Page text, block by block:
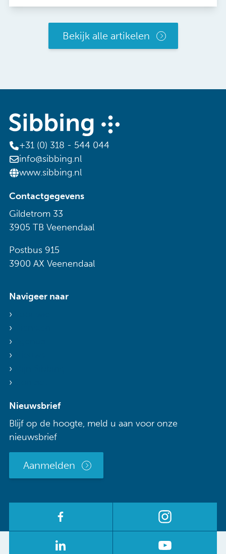
Bekijk alle artikelen
+31 (0) 318 - 544 044
info@sibbing.nl
www.sibbing.nl
Contactgegevens
Gildetrom 33
3905 TB Veenendaal
Postbus 915
3900 AX Veenendaal
Navigeer naar
Nieuwsbrief
Blijf op de hoogte, meld u aan voor onze
nieuwsbrief
Aanmelden